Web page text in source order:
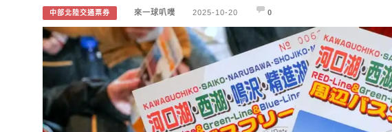
中部北陸交通票券 來一球叭噗 2025-10-20 0